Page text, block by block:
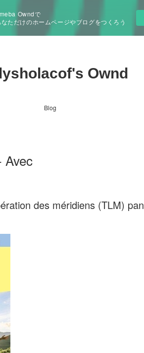
Owndで
なただけのホームページやブログをつくろう
Ownd
Blog
Avec
des méridiens (TLM) pan